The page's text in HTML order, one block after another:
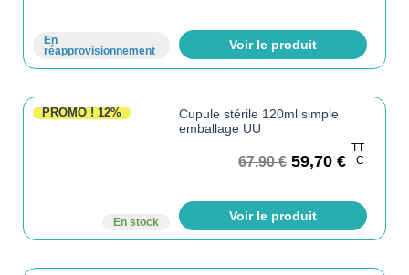
En
réapprovisionnement
Voir le produit
PROMO ! 12%
En stock
Cupule stérile 120ml simple
emballage UU
67,90€ 59,70 €
TT
C
Voir le produit